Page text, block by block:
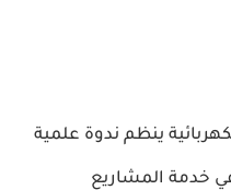
ينظم ندوة علمية
خدمة المشاريع